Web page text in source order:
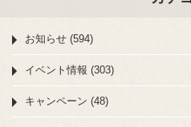
お知らせ (594)
イベント情報 (303)
キャンペーン (48)